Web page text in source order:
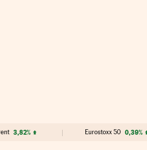
3,82% Eurostoxx 50 0,39%